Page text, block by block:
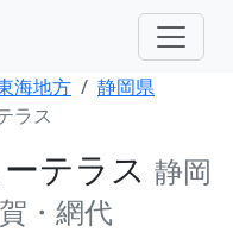
海地方
静岡県
ラス
テラス 静岡
・網代